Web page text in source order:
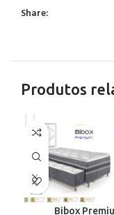
Share:
Produtos
Bibox